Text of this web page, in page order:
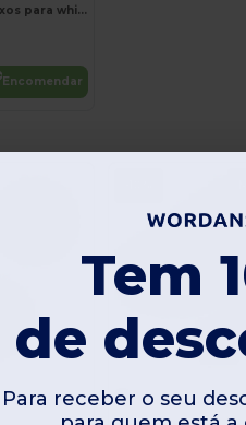
DRINKS Kit copos baixos para whisky
Encomendar
Tem
de
Para receber o seu